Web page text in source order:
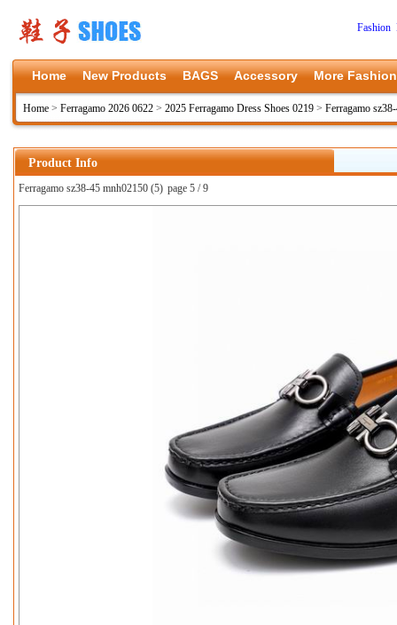
Fashion
Home New Products BAGS Accessory More Fashion
Home > Ferragamo 2026 0622 > 2025 Ferragamo Dress Shoes 0219 > Ferragamo
Product Info
Ferragamo sz38-45 mnh02150 (5) page 5 / 9